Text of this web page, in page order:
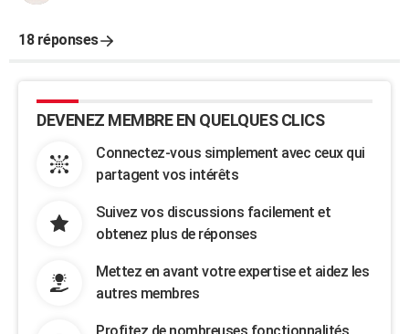
18 réponses
DEVENEZ MEMBRE EN QUELQUES CLICS
Connectez-vous simplement avec ceux qui
partagent vos intérêts
Suivez vos discussions facilement et
obtenez plus de réponses
Mettez en avant votre expertise et aidez les
autres membres